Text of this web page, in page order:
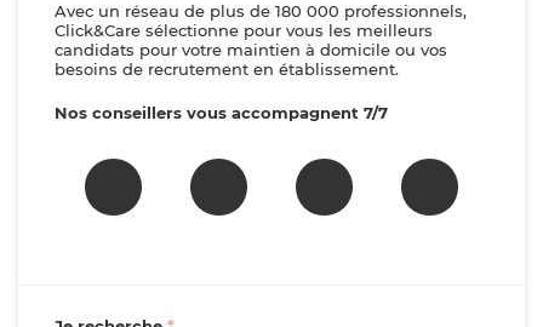
Avec un réseau de plus de 180 000 professionnels,
Click&Care sélectionne pour vous les meilleurs
candidats pour votre maintien à domicile ou vos
besoins de recrutement en établissement.
Nos conseillers vous accompagnent 7/7